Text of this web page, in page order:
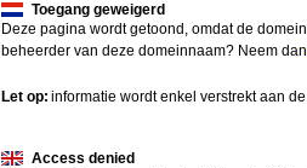
Toegang geweigerd
Deze pagina wordt getoond, omdat de
beheerder van deze domeinnaam? Neem dan
Let op: informatie wordt enkel verstrekt aan
Access denied